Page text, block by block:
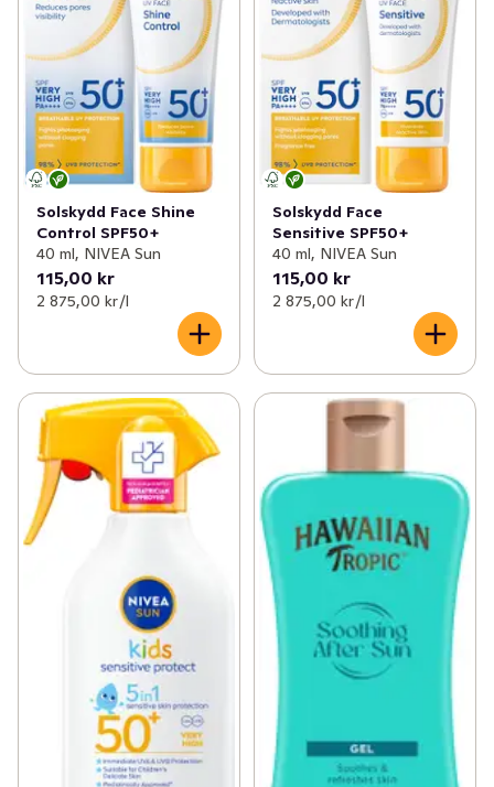
Solskydd Face Shine
Control SPF50+
40 ml, NIVEA Sun
115,00 kr
2 875,00 kr /l
Solskydd Face
Sensitive SPF50+
40 ml, NIVEA Sun
115,00 kr
2 875,00 kr /l